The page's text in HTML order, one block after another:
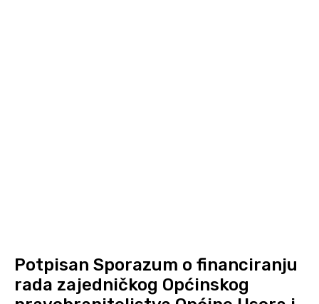
Potpisan Sporazum o financiranju
rada zajedničkog Općinskog